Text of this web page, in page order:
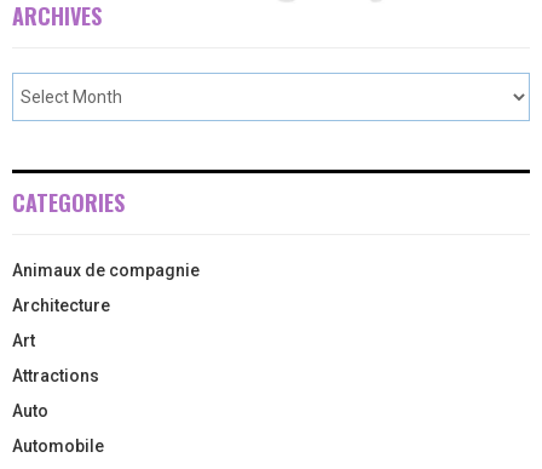
ARCHIVES
CATEGORIES
Animaux de compagnie
Architecture
Art
Attractions
Auto
Automobile